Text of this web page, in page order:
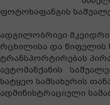
ფოტოხაფანგის
ადგილობრივი
რცხილისა და წიფელის
ტრანსპორტირებას
ავტომანქანის
სატყეო სამსახურის
ადმინისტრაციული